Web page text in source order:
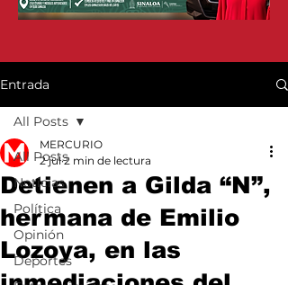
Entrada
All Posts
Noticias
Política
Opinión
Deportes
All Posts
Detienen a Gilda “N”,
hermana de Emilio
Lozoya, en las
MERCURIO
2 jul 2 min de lectura